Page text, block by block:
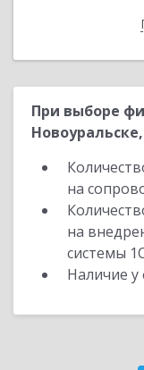
При выборе
на
на
системы
Наличие у